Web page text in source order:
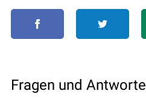
Fragen und